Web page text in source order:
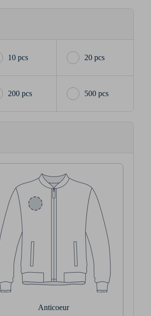
10 pcs 20 pcs
200 pcs 500 pcs
Anticoeur